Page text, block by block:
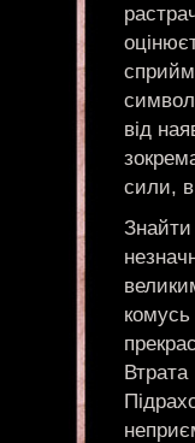
символ
від
сили,
Втрата